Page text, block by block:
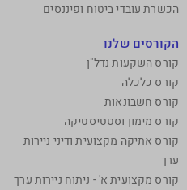
הכשרת עובדי ביטוח ופיננסים
הקורסים שלנו
קורס השקעות נדל"ן
קורס כלכלה
קורס חשבונאות
קורס מימון וסטטיסטיקה
קורס אתיקה מקצועית ודיני ניירות
ערך
קורס מקצועית א' - ניתוח ניירות ערך